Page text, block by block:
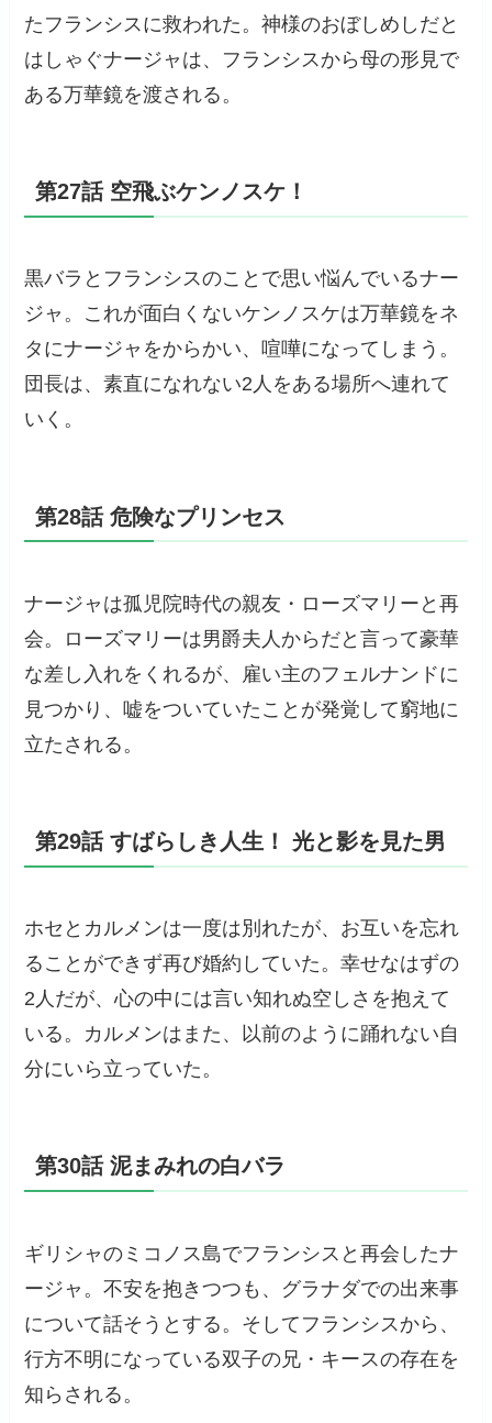
たフランシスに救われた。神様のおぼしめしだと
はしゃぐナージャは、フランシスから母の形見で
ある万華鏡を渡される。
第27話 空飛ぶケンノスケ！
黒バラとフランシスのことで思い悩んでいるナー
ジャ。これが面白くないケンノスケは万華鏡をネ
タにナージャをからかい、喧嘩になってしまう。
団長は、素直になれない2人をある場所へ連れて
いく。
第28話 危険なプリンセス
ナージャは孤児院時代の親友・ローズマリーと再
会。ローズマリーは男爵夫人からだと言って豪華
な差し入れをくれるが、雇い主のフェルナンドに
見つかり、嘘をついていたことが発覚して窮地に
立たされる。
第29話 すばらしき人生！ 光と影を見た男
ホセとカルメンは一度は別れたが、お互いを忘れ
ることができず再び婚約していた。幸せなはずの
2人だが、心の中には言い知れぬ空しさを抱えて
いる。カルメンはまた、以前のように踊れない自
分にいら立っていた。
第30話 泥まみれの白バラ
ギリシャのミコノス島でフランシスと再会したナ
ージャ。不安を抱きつつも、グラナダでの出来事
について話そうとする。そしてフランシスから、
行方不明になっている双子の兄・キースの存在を
知らされる。